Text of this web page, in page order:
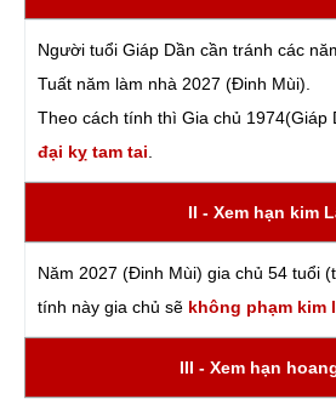
Người tuổi Giáp Dần cần tránh các
Tuất năm làm nhà 2027 (Đinh Mùi).
Theo cách tính thì Gia chủ 1974(Giáp
đại kỵ tam tai
II - Xem hạn kim
Năm 2027 (Đinh Mùi) gia chủ 54 tuổi
tính này gia chủ sẽ không phạm kim
III - Xem hạn